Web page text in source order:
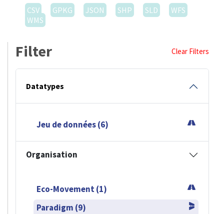
CSV
GPKG JSON SHP SLD
WFS
WMS
Filter Clear Filters
Datatypes
Jeu de données (6)
Organisation
Eco-Movement (1)
Paradigm (9)